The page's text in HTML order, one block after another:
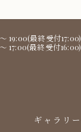
19:00(最終受付17:00)
17:00(最終受付16:00)
ギャラリー